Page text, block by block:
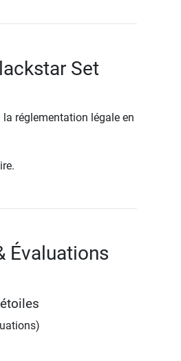
Set
réglementation légale en
Évaluations